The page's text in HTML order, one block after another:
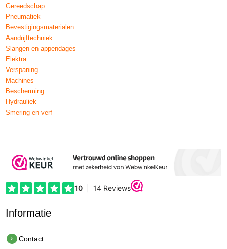
Gereedschap
Pneumatiek
Bevestigingsmaterialen
Aandrijftechniek
Slangen en appendages
Elektra
Verspaning
Machines
Bescherming
Hydrauliek
Smering en verf
Informatie
Contact